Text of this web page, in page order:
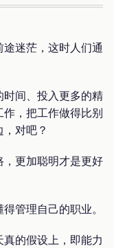
迷茫，这时人们通
间、投入更多的精
，把工作做得比别
对吧？
更加聪明才是更好
管理自己的职业。
的假设上，即能力